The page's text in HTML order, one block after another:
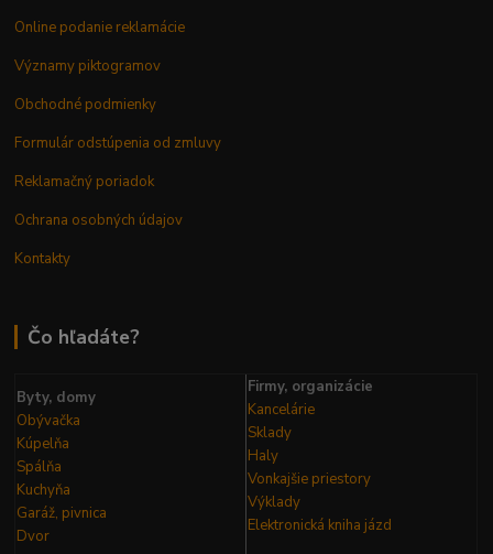
Online podanie reklamácie
Významy piktogramov
Obchodné podmienky
Formulár odstúpenia od zmluvy
Reklamačný poriadok
Ochrana osobných údajov
Kontakty
Čo hľadáte?
Byty, domy
Obývačka
Kúpelňa
Spálňa
Kuchyňa
Garáž, pivnica
Dvor
Firmy, organizácie
Kancelárie
Sklady
Haly
Vonkajšie priestory
Výklady
Elektronická kniha jázd